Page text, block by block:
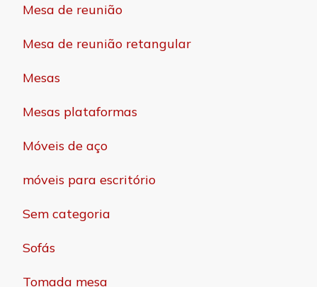
Mesa de reunião
Mesa de reunião retangular
Mesas
Mesas plataformas
Móveis de aço
móveis para escritório
Sem categoria
Sofás
Tomada mesa